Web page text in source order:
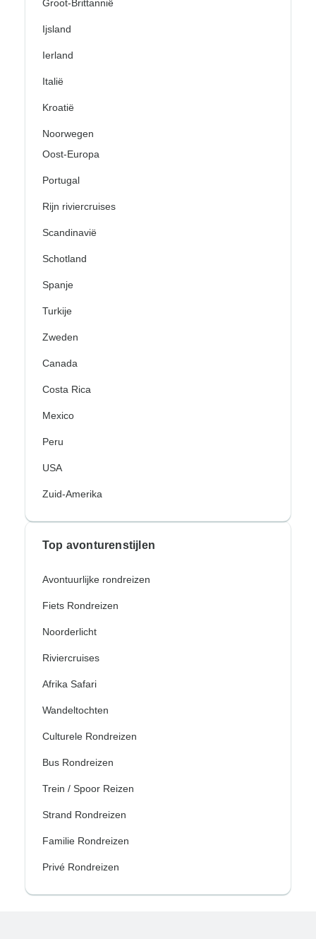
Groot-Brittannië
Ijsland
Ierland
Italië
Kroatië
Noorwegen
Oost-Europa
Portugal
Rijn riviercruises
Scandinavië
Schotland
Spanje
Turkije
Zweden
Canada
Costa Rica
Mexico
Peru
USA
Zuid-Amerika
Top avonturenstijlen
Avontuurlijke rondreizen
Fiets Rondreizen
Noorderlicht
Riviercruises
Afrika Safari
Wandeltochten
Culturele Rondreizen
Bus Rondreizen
Trein / Spoor Reizen
Strand Rondreizen
Familie Rondreizen
Privé Rondreizen